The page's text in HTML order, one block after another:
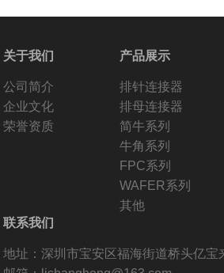
关于我们
公司简介
企业文化
荣誉资质
产品展示
排针连接器
排母连接器
简牛系列
牛角系列
FPC系列
WAFER系列
其他
联系我们
地址：深圳市宝安区福海街道桥头亿宝